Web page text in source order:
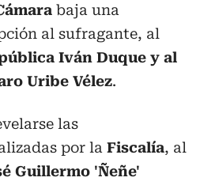
baja una
al sufragante, al
Iván Duque y al
Uribe Vélez.
las
por la Fiscalía, al
Guillermo 'Ñeñe'